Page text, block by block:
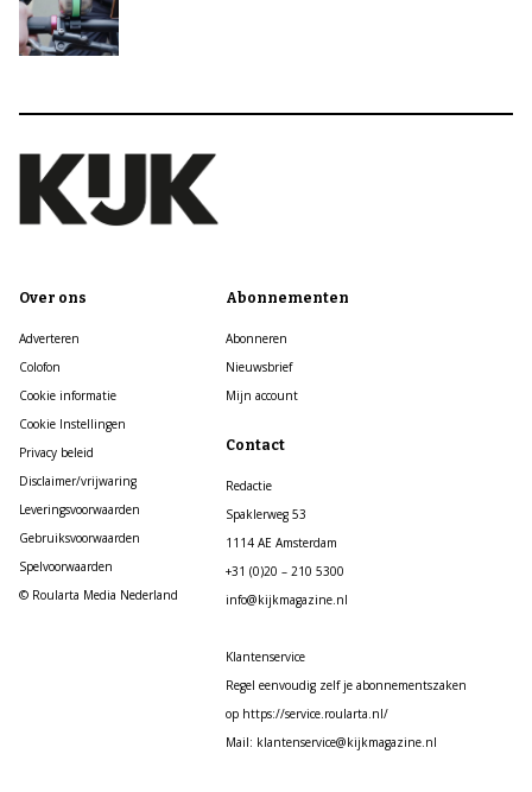
Over ons
Adverteren
Colofon
Cookie informatie
Cookie Instellingen
Privacy beleid
Disclaimer/vrijwaring
Leveringsvoorwaarden
Gebruiksvoorwaarden
Spelvoorwaarden
© Roularta Media Nederland
Abonnementen
Abonneren
Nieuwsbrief
Mijn account
Contact
Redactie
Spaklerweg 53
1114 AE Amsterdam
+31 (0)20 – 210 5300
info@kijkmagazine.nl
Klantenservice
Regel eenvoudig zelf je abonnementszaken
op https://service.roularta.nl/
Mail: klantenservice@kijkmagazine.nl